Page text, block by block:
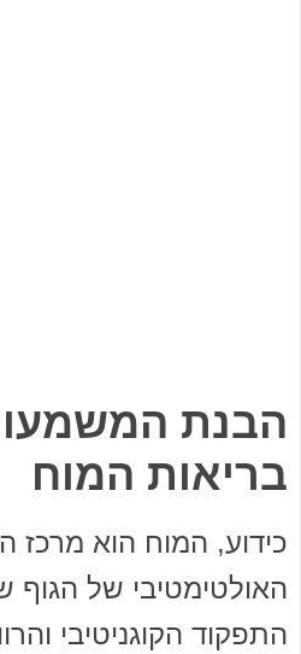
הבנת
בריאות המוח
כידוע, המוח הוא מרכז
האולטימטיבי של הגוף
התפקוד הקוגניטיבי